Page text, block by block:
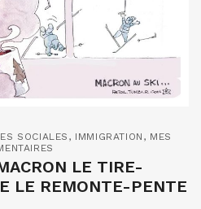
SOCIALES , IMMIGRATION , MES
LE TIRE-
LE REMONTE-PENTE